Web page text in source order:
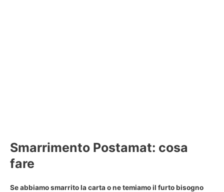
Smarrimento Postamat: cosa
fare
Se abbiamo smarrito la carta o ne temiamo il furto bisogno